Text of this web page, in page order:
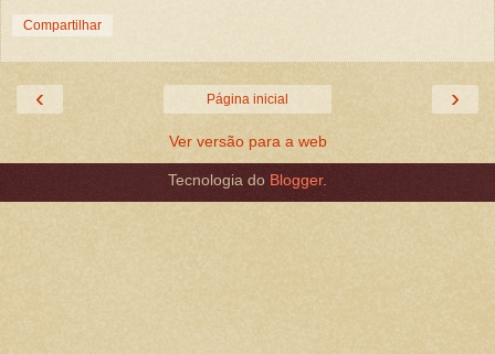
Compartilhar
‹ ›
Página inicial
Ver versão para a web
Tecnologia do Blogger.